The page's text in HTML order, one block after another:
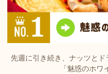
先週に引き続き、ナッツと
「魅惑のホワ